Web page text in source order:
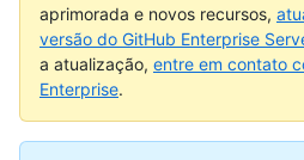
aprimorada e novos recursos,
versão do GitHub Enterprise
a atualização, entre em contato
Enterprise.